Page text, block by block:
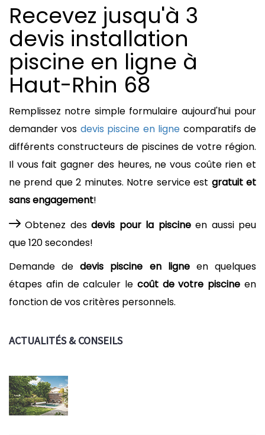
Recevez jusqu'à 3
devis installation
piscine en ligne à
Haut-Rhin 68
Remplissez notre simple formulaire aujourd'hui pour
demander vos devis piscine en ligne comparatifs de
différents constructeurs de piscines de votre région.
Il vous fait gagner des heures, ne vous coûte rien et
ne prend que 2 minutes. Notre service est gratuit et
sans engagement!
Obtenez desdevis pour la piscineen aussi peu
que 120 secondes!
Demande dedevis piscine en ligneen quelques
étapes afin de calculer le coût de votre piscine en
fonction de vos critères personnels.
ACTUALITÉS & CONSEILS